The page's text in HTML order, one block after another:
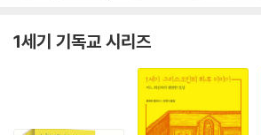
1세기 기독교 시리즈